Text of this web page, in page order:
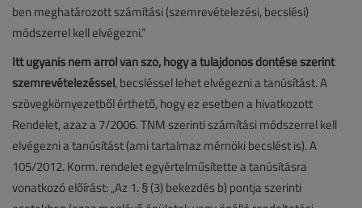
ben meghatározott számítási (szemrevételezési, becslési)
módszerrel kell elvégezni.”
Itt ugyanis nem arról van szó, hogy a tulajdonos döntése szerint
szemrevételezéssel, becsléssel lehet elvégezni a tanúsítást. A
szövegkörnyezetből érthető, hogy ez esetben a hivatkozott
Rendelet, azaz a 7/2006. TNM szerinti számítási módszerrel kell
elvégezni a tanúsítást (ami tartalmaz mérnöki becslést is). A
105/2012. Korm. rendelet egyértelműsítette a tanúsításra
vonatkozó előírást: „Az 1. § (3) bekezdés b) pontja szerinti